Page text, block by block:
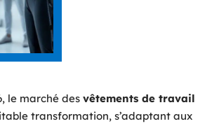
le marché des vêtements de travail
transformation, s’adaptant aux